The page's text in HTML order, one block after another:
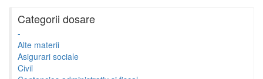
Categorii dosare
-
Alte materii
Asigurari sociale
Civil